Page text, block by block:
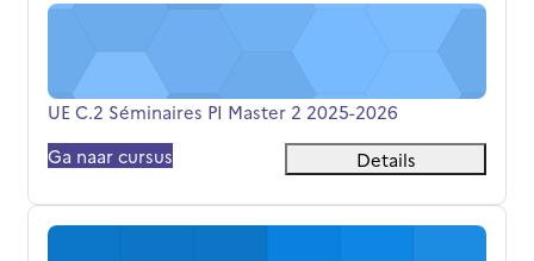
UE C.2 Séminaires PI Master 2 2025-2026
Cursusnaam
UE C.2 Séminaires PI Master 2 2025-2026
Ga naar cursus
Details
Module CAPEFE